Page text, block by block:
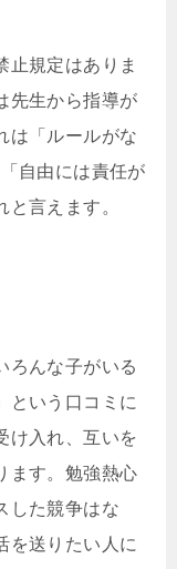
止規定はありま
先生から指導が
は「ルールがな
自由には責任が
言えます。
ろんな子がいる
という口コミに
け入れ、互いを
ます。勉強熱心
した競争はな
を送りたい人に